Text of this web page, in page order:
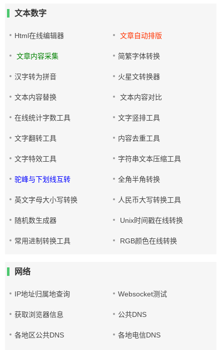
文本数字
Html在线编辑器 文章自动排版
文章内容采集 简繁字体转换
汉字转为拼音 火星文转换器
文本内容替换 文本内容对比
在线统计字数工具 文字竖排工具
文字翻转工具 内容去重工具
文字特效工具 字符串文本压缩工具
驼峰与下划线互转 全角半角转换
英文字母大小写转换 人民币大写转换工具
随机数生成器 Unix时间戳在线转换
常用进制转换工具 RGB颜色在线转换
网络
IP地址归属地查询 Websocket测试
获取浏览器信息 公共DNS
各地区公共DNS 各地电信DNS